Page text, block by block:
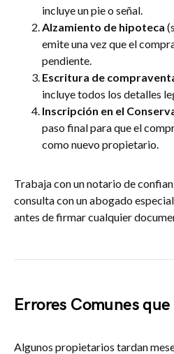
incluye un pie o señal.
Alzamiento de hipoteca
emite una vez que el
pendiente.
Escritura de
incluye todos los detalles
Inscripción en el
paso final para que el
como nuevo propietario.
Trabaja con un notario de
consulta con un abogado
antes de firmar cualquier
Errores Comunes
Algunos propietarios tardan